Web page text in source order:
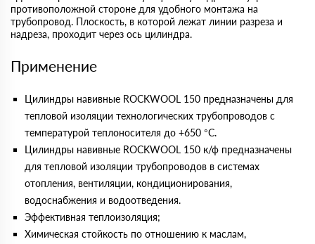
противоположной стороне для удобного монтажа на
трубопровод. Плоскость, в которой лежат линии разреза и
надреза, проходит через ось цилиндра.
Применение
Цилиндры навивные ROCKWOOL 150 предназначены для
тепловой изоляции технологических трубопроводов с
температурой теплоносителя до +650 °С.
Цилиндры навивные ROCKWOOL 150 к/ф предназначены
для тепловой изоляции трубопроводов в системах
отопления, вентиляции, кондиционирования,
водоснабжения и водоотведения.
Эффективная теплоизоляция;
Химическая стойкость по отношению к маслам,